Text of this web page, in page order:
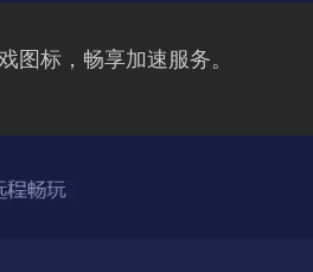
图标，畅享加速服务。